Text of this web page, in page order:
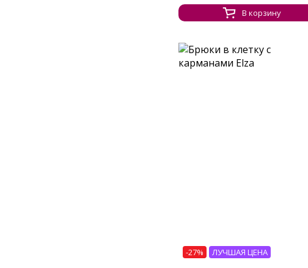
В корзину
-27% ЛУЧШАЯ ЦЕНА